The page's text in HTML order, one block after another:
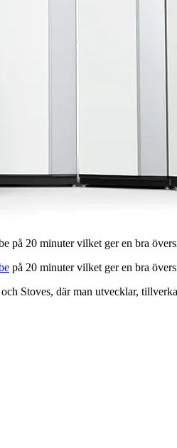
på 20 minuter vilket ger en bra
på 20 minuter vilket ger en bra
Stoves, där man utvecklar,